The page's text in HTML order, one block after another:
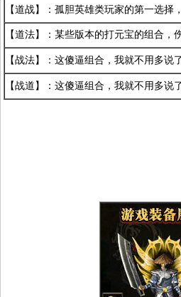
【道战】：孤胆英雄类玩家的第一选
【道法】：某些版本的打元宝的组合
【战法】： 这傻逼组合，我就不用多说
【战道】：这傻逼组合，我就不用多说